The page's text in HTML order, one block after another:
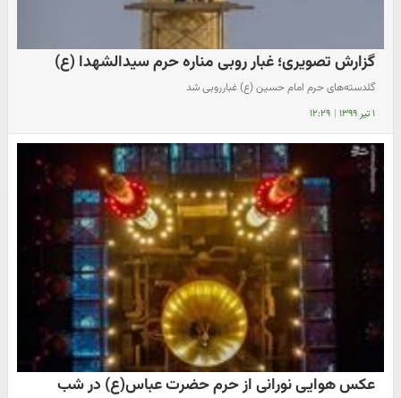
گزارش تصویری؛ غبار روبی مناره حرم سیدالشهدا (ع)
گلدسته‌های حرم امام حسین (ع) غبارروبی شد
۱ تیر ۱۳۹۹ | ۱۲:۲۹
عکس هوایی نورانی از حرم حضرت عباس(ع) در شب